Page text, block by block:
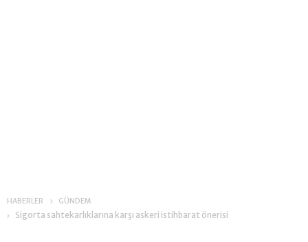
HABERLER GÜNDEM
Sigorta sahtekarlıklarına karşı askeri istihbarat önerisi